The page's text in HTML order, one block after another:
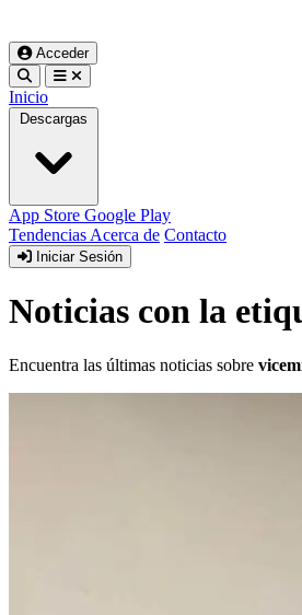
Acceder
Inicio
Descargas
App Store Google Play
Tendencias Acerca de Contacto
Iniciar Sesión
Noticias con la
Encuentra las últimas noticias sobre